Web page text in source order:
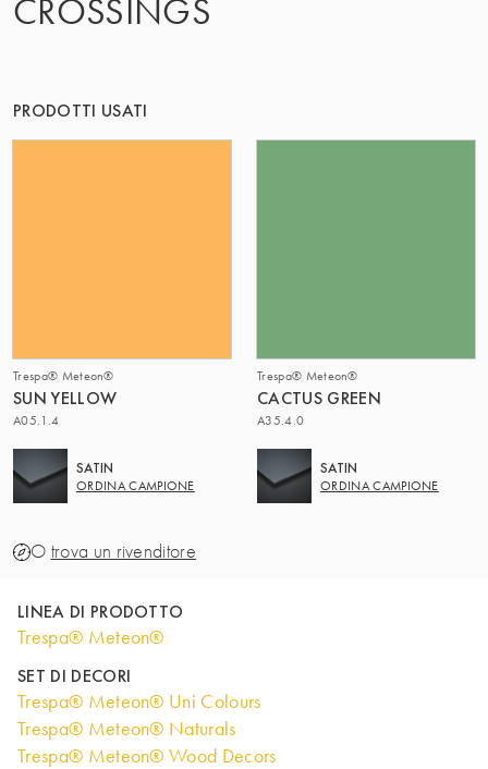
CROSSINGS
PRODOTTI USATI
Trespa® Meteon®
SUN YELLOW
A05.1.4
SATIN
ORDINA CAMPIONE
Trespa® Meteon®
CACTUS GREEN
A35.4.0
SATIN
ORDINA CAMPIONE
O trova un rivenditore
LINEA DI PRODOTTO
Trespa® Meteon®
SET DI DECORI
Trespa® Meteon® Uni Colours
Trespa® Meteon® Naturals
Trespa® Meteon® Wood Decors